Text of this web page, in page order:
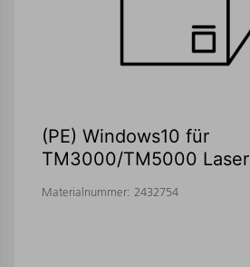
(PE) Windows10 für
TM3000/TM5000 Laser
Materialnummer: 2432754